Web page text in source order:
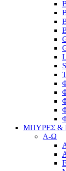
ΜΠΥΡΕΣ &
Α-Ω